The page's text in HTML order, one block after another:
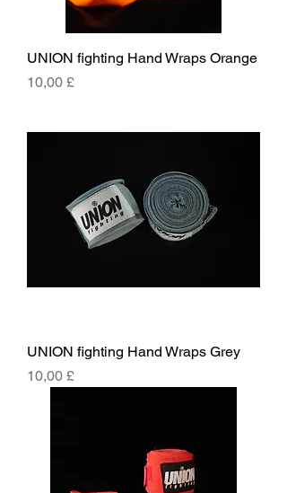
UNION fighting Hand Wraps Orange
Price
10,00 £
UNION fighting Hand Wraps Grey
Price
10,00 £